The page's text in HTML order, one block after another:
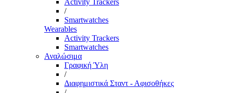
Activity Trackers
/
Smartwatches
Wearables
Activity Trackers
Smartwatches
Αναλώσιμα
Γραφική Ύλη
/
Διαφημιστικά Σταντ - Αφισοθήκες